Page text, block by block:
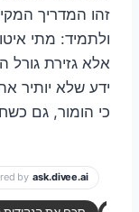
זהו המדריך
ולתמיד: מתי
אלא גזירת גורל
ידע שלא יותיר
כי הומור, גם